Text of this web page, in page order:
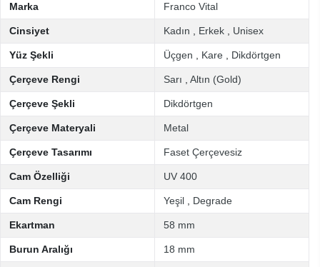
Marka Franco Vital
Cinsiyet Kadın Erkek Unisex
Yüz Şekli Üçgen Kare Dikdörtgen
Çerçeve Rengi Sarı Altın (Gold)
Çerçeve Şekli Dikdörtgen
Çerçeve Materyali Metal
Çerçeve Tasarımı Faset Çerçevesiz
Cam Özelliği UV 400
Cam Rengi Yeşil Degrade
Ekartman 58 mm
Burun Aralığı 18 mm